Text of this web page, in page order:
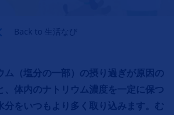
Back to 生活なび
ム（塩分の一部）の摂り過ぎが原因の
、体内のナトリウム濃度を一定に保つ
分をいつもより多く取り込みます。む